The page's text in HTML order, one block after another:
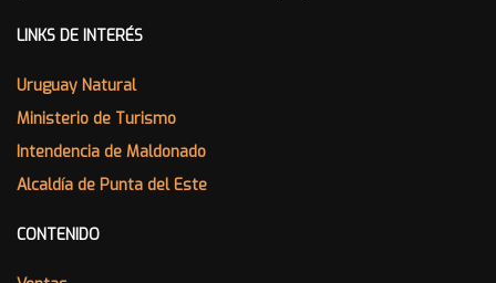
LINKS DE INTERÉS
Uruguay Natural
Ministerio de Turismo
Intendencia de Maldonado
Alcaldía de Punta del Este
CONTENIDO